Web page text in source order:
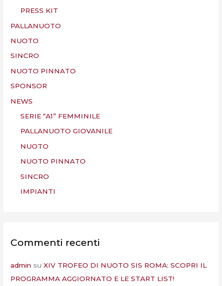
PRESS KIT
PALLANUOTO
NUOTO
SINCRO
NUOTO PINNATO
SPONSOR
NEWS
SERIE “A1” FEMMINILE
PALLANUOTO GIOVANILE
NUOTO
NUOTO PINNATO
SINCRO
IMPIANTI
Commenti recenti
admin suXIV TROFEO DI NUOTO SIS ROMA: SCOPRI IL
PROGRAMMA AGGIORNATO E LE START LIST!